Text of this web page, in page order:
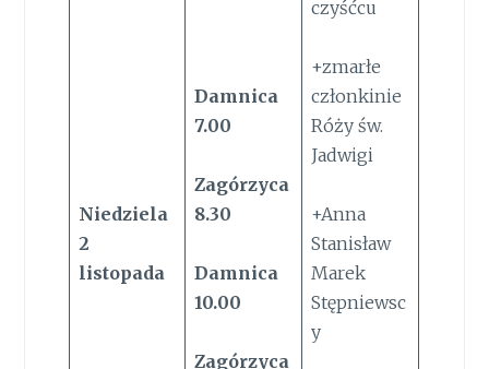
Niedziela
2
listopada
Damnica
7.00
Zagórzyca
8.30
Damnica
10.00
Zagórzyca
czyśćcu
+zmarłe
członkinie
Róży św.
Jadwigi
+Anna
Stanisław
Marek
Stępniewsc
y